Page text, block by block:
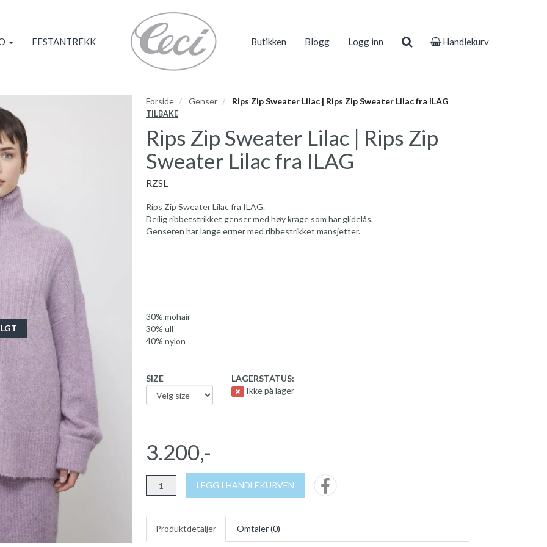
FESTANTREKK Butikken Blogg Logg inn Handlekurv
Forside Genser Rips Zip Sweater Lilac | Rips Zip Sweater Lilac fra ILAG
TILBAKE
Rips Zip Sweater Lilac | Rips Zip
Sweater Lilac fra ILAG
RZSL
Rips Zip Sweater Lilac fra ILAG.
Deilig ribbetstrikket genser med høy krage som har glidelås.
Genseren har lange ermer med ribbestrikket mansjetter.
30% mohair
30% ull
40% nylon
SIZE
LAGERSTATUS:
Ikke på lager
3.200,-
LEGG I HANDLEKURVEN
Produktdetaljer Omtaler (0)